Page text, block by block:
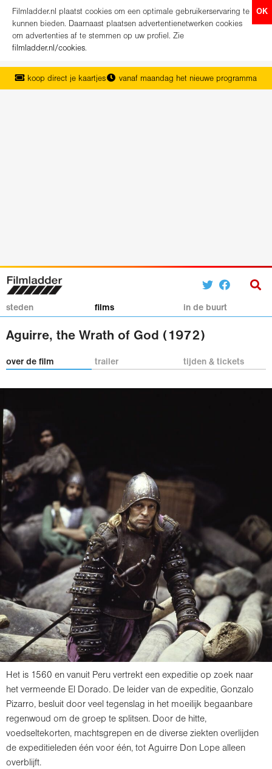
OK
Filmladder.nl plaatst cookies om een optimale gebruikerservaring te
kunnen bieden. Daarnaast plaatsen advertentienetwerken cookies
om advertenties af te stemmen op uw profiel. Zie
filmladder.nl/cookies.
koop direct je kaartjes
vanaf maandag het nieuwe programma
het complete overzicht van Nederland
steden films in de buurt
Aguirre, the Wrath of God (1972)
over de film trailer tijden & tickets
Het is 1560 en vanuit Peru vertrekt een expeditie op zoek naar
het vermeende El Dorado. De leider van de expeditie, Gonzalo
Pizarro, besluit door veel tegenslag in het moeilijk begaanbare
regenwoud om de groep te splitsen. Door de hitte,
voedseltekorten, machtsgrepen en de diverse ziekten overlijden
de expeditieleden één voor één, tot Aguirre Don Lope alleen
overblijft.